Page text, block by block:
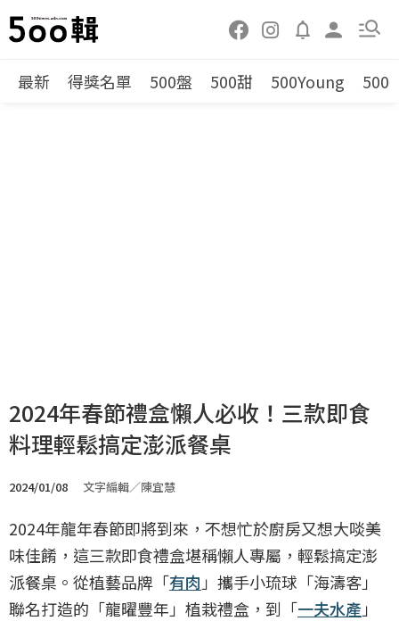
最新 得獎名單 500盤 500甜 500Young 500
2024年春節禮盒懶人必收！三款即食
料理輕鬆搞定澎派餐桌
2024/01/08 文字編輯／陳宜慧
2024年龍年春節即將到來，不想忙於廚房又想大啖美
味佳餚，這三款即食禮盒堪稱懶人專屬，輕鬆搞定澎
派餐桌。從植藝品牌「有肉 」攜手小琉球「海濤客」
聯名打造的「龍曜豐年」植栽禮盒，到「一夫水產 」